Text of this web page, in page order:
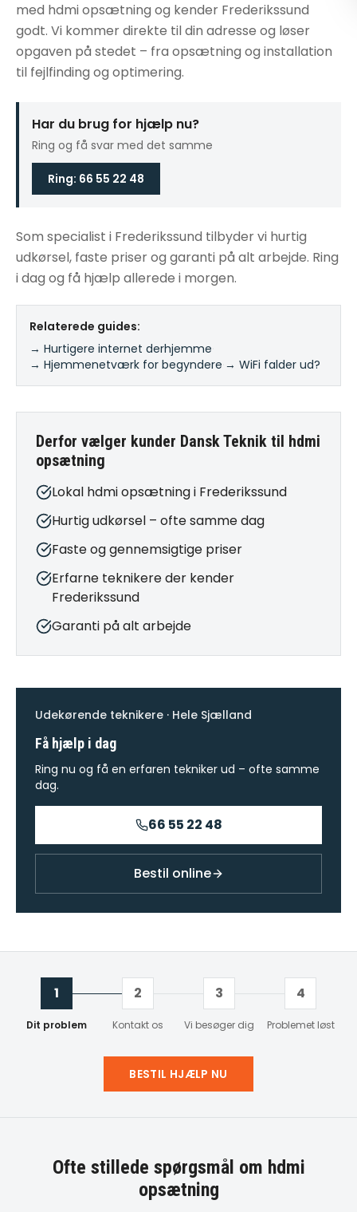
med hdmi opsætning og kender Frederikssund
godt. Vi kommer direkte til din adresse og løser
opgaven på stedet – fra opsætning og installation
til fejlfinding og optimering.
Har du brug for hjælp nu?
Ring og få svar med det samme
Ring: 66 55 22 48
Som specialist i Frederikssund tilbyder vi hurtig
udkørsel, faste priser og garanti på alt arbejde. Ring
i dag og få hjælp allerede i morgen.
Relaterede guides:
→ Hurtigere internet derhjemme
→ Hjemmenetværk for begyndere → WiFi falder ud?
Derfor vælger kunder Dansk Teknik til hdmi
opsætning
Lokal hdmi opsætning i Frederikssund
Hurtig udkørsel – ofte samme dag
Faste og gennemsigtige priser
Erfarne teknikere der kender
Frederikssund
Garanti på alt arbejde
Udekørende teknikere · Hele Sjælland
Få hjælp i dag
Ring nu og få en erfaren tekniker ud – ofte samme
dag.
66 55 22 48
Bestil online
1
Dit problem
2
Kontakt os
3
Vi besøger dig
4
Problemet løst
BESTIL HJÆLP NU
Ofte stillede spørgsmål om hdmi
opsætning